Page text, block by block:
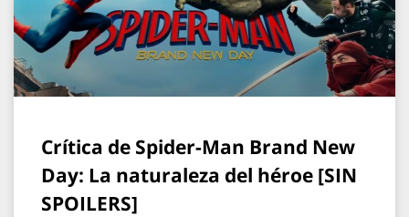
Crítica de Spider-Man Brand New
Day: La naturaleza del héroe [SIN
SPOILERS]